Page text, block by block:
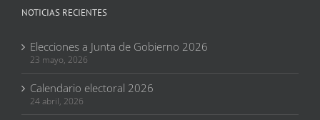
NOTICIAS RECIENTES
Elecciones a Junta de Gobierno 2026
23 mayo, 2026
Calendario electoral 2026
24 abril, 2026